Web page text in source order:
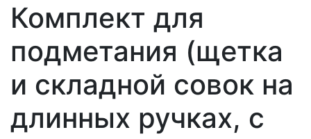
Комплект для
подметания (щетка
и складной совок на
длинных ручках, с